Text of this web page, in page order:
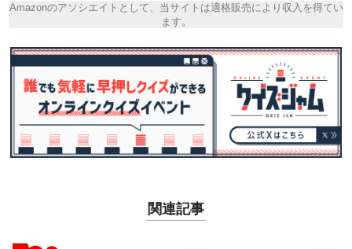
Amazonのアソシエイトとして、当サイトは適格販売により収入を得てい
ます。
関連記事